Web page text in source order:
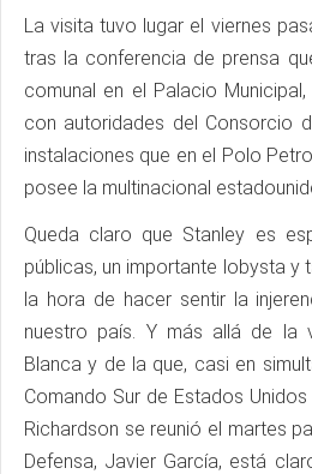
La visita tuvo lugar el viernes
tras la conferencia de prensa
comunal en el Palacio
con autoridades del Consorcio
instalaciones que en el Polo
posee la multinacional
Queda claro que Stanley es
públicas, un importante lobysta y
la hora de hacer sentir la
nuestro país. Y más allá de la
Blanca y de la que, casi en
Comando Sur de Estados
Richardson se reunió el martes
Defensa, Javier García, está